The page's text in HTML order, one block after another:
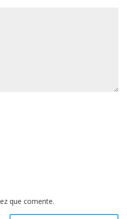
que comente.